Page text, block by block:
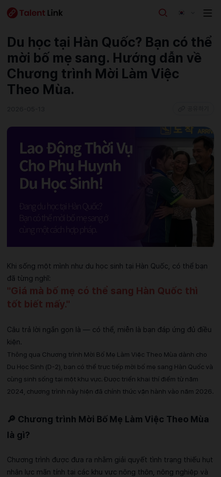
Du học tại Hàn Quốc? Bạn có thể
mời bố mẹ sang. Hướng dẫn về
Chương trình Mời Làm Việc
Theo Mùa.
Khi sống một mình như du học sinh tại Hàn Quốc, có thể bạn
đã từng nghĩ:
"Giá mà bố mẹ có thể sang Hàn Quốc thì
tốt biết mấy."
Câu trả lời ngắn gọn là — có thể, miễn là bạn đáp ứng đủ điều
kiện.
Thông qua Chương trình Mời Bố Mẹ Làm Việc Theo Mùa dành cho
Du Học Sinh (D-2), bạn có thể trực tiếp mời bố mẹ sang Hàn Quốc và
cùng sinh sống tại một khu vực. Được triển khai thí điểm từ năm
2024, chương trình này hiện đã chính thức vận hành vào năm 2026.
🔎 Chương trình Mời Bố Mẹ Làm Việc Theo Mùa
là gì?
Chương trình được đưa ra nhằm giải quyết tình trạng thiếu hụt
nhân lực mãn tính tại các khu vực nông thôn, nông nghiệp và